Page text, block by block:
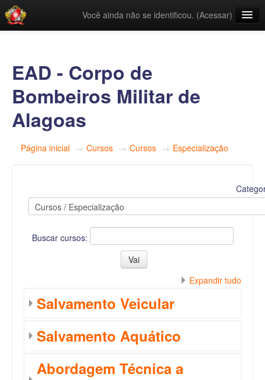
Você ainda não se identificou. (Acessar)
Português - Brasil ‎(pt_br)‎
EAD - Corpo de
Bombeiros Militar de
Alagoas
Página inicial → Cursos → Cursos → Especialização
Buscar cursos:
Expandir tudo
Salvamento Veicular
Salvamento Aquático
Abordagem Técnica a